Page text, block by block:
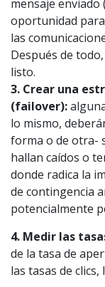
mensaje
oportunidad
las
Después de
listo.
3. Crear una
(failover):
lo mismo,
forma o de otra-
hallan caídos o
donde radica la
de contingencia
potencialmente
4. Medir las
de la tasa de
las tasas de